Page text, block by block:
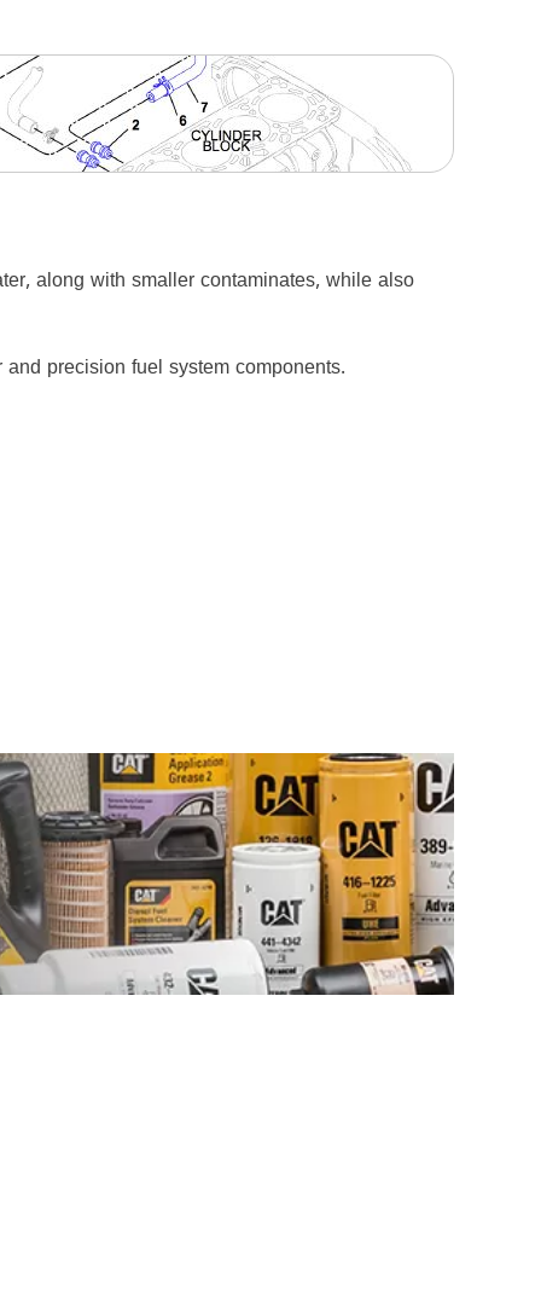
along with smaller contaminates, while also
precision fuel system components.